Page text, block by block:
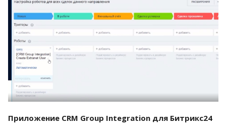
Смотреть проект
Приложение CRM Group Integration для Битрикс24